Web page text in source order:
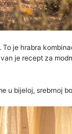
je hrabra
je recept za
u bijeloj,